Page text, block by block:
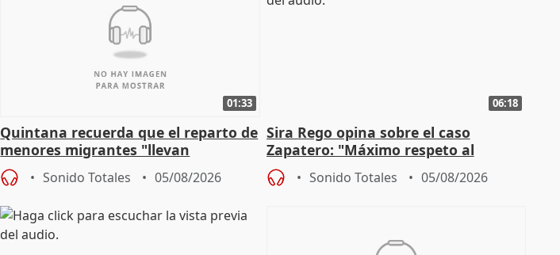
01:33
Quintana recuerda que el reparto de
menores migrantes "llevan
aportación del Gobierno" central
Sonido Totales 05/08/2026
06:18
Sira Rego opina sobre el caso
Zapatero: "Máximo respeto al
proceso judicial"
Sonido Totales 05/08/2026